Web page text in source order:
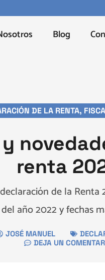
Blog
DE LA RENTA,
renta
de la
año 2022 y fechas
JOSÉ MANUEL
DEJA UN